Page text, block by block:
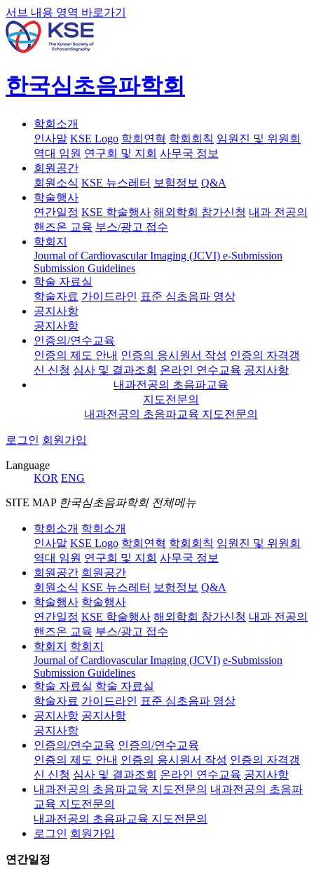
서브 내용 영역 바로가기
한국심초음파학회
학회소개
인사말 KSE Logo 학회연혁 학회회칙 임원진 및 위원회
역대 임원 연구회 및 지회 사무국 정보
회원공간
회원소식 KSE 뉴스레터 보험정보 Q&A
학술행사
연간일정 KSE 학술행사 해외학회 참가신청 내과 전공의
핸즈온 교육 부스/광고 접수
학회지
Journal of Cardiovascular Imaging (JCVI) e-Submission
Submission Guidelines
학술 자료실
학술자료 가이드라인 표준 심초음파 영상
공지사항
공지사항
인증의/연수교육
인증의 제도 안내 인증의 응시원서 작성 인증의 자격갱
신 신청 심사 및 결과조회 온라인 연수교육 공지사항
내과전공의 초음파교육
지도전문의
내과전공의 초음파교육 지도전문의
로그인 회원가입
Language
KOR ENG
SITE MAP 한국심초음파학회 전체메뉴
학회소개 학회소개
인사말 KSE Logo 학회연혁 학회회칙 임원진 및 위원회
역대 임원 연구회 및 지회 사무국 정보
회원공간 회원공간
회원소식 KSE 뉴스레터 보험정보 Q&A
학술행사 학술행사
연간일정 KSE 학술행사 해외학회 참가신청 내과 전공의
핸즈온 교육 부스/광고 접수
학회지
학회지
Journal of Cardiovascular Imaging (JCVI) e-Submission
Submission Guidelines
학술 자료실 학술 자료실
학술자료 가이드라인 표준 심초음파 영상
공지사항 공지사항
공지사항
인증의/연수교육 인증의/연수교육
인증의 제도 안내 인증의 응시원서 작성 인증의 자격갱
신 신청 심사 및 결과조회 온라인 연수교육 공지사항
내과전공의 초음파교육 지도전문의 내과전공의 초음파
교육 지도전문의
내과전공의 초음파교육 지도전문의
로그인 회원가입
연간일정